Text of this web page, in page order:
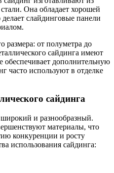
Она обладает хорошей
слайдинговые панели
размера: от полуметра до
сайдинга имеют
обеспечивает дополнительную
часто используют в отделке
сайдинга
и разнообразный.
материалы, что
конкуренции и росту
использования сайдинга: